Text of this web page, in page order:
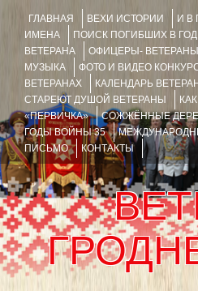
ГЛАВНАЯ ВЕХИ ИСТОРИИ
И В
ИМЕНА
ПОИСК ПОГИБШИХ В
ВЕТЕРАНА
ОФИЦЕРЫ-
МУЗЫКА
ФОТО И ВИДЕО
ВЕТЕРАНАХ
КАЛЕНДАРЬ
СТАРЕЮТ ДУШОЙ ВЕТЕРАНЫ
«ПЕРВИЧКА»
СОЖЖЁННЫЕ
ГОДЫ ВОЙНЫ 35
ПИСЬМО
КОНТАКТЫ